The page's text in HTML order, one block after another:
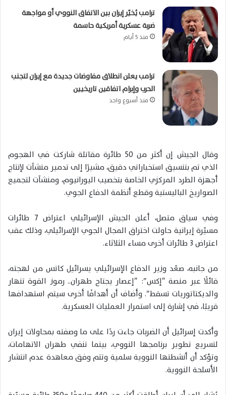
ترامب يُخيّر إيران بين الاتفاق النووي أو مواجهة
ضربة عسكرية أمريكية حاسمة
منذ 5 أيام
ترامب يعلن انطلاق مفاوضات جديدة مع إيران لتجنب
الحرب وإبرام اتفاقين تاريخيين
منذ أسبوع واحد
وقال الجيش إن أكثر من 50 طائرة مقاتلة شاركت في الهجوم
الذي تم بتنسيق استخباراتي دقيق، مشيرًا إلى تدمير منشآت لإنتاج
أجهزة الطرد المركزي الخاصة بتخصيب اليورانيوم، ومنشآت لتجميع
الصواريخ الباليستية وقطع أنظمة الدفاع الجوي.
وفي سياق متصل، أعلن الجيش الإسرائيلي اعتراض 7 طائرات
مسيّرة إيرانية حاولت اختراق المجال الجوي الإسرائيلي، وذلك عقب
اعتراض 3 طائرات أخرى مساء الثلاثاء.
من جانبه، صعّد وزير الدفاع الإسرائيلي يسرائيل كاتس من لهجته،
قائلًا عبر منصة “إكس”: “إعصار يجتاح طهران.. رموز القوة تنهار
والديكتاتوريات تسقط”. وأضاف أن أهدافًا أخرى سيتم استهدافها
قريبًا، في إشارة إلى استمرار العمليات العسكرية.
وأكدت إسرائيل أن الضربات جاءت ردًا على ما وصفته بمحاولات إيران
لتسريع تطوير برنامجها النووي، بينما تنفي طهران الاتهامات،
وتؤكد أن أنشطتها النووية سلمية وتتم وفق معاهدة عدم انتشار
الأسلحة النووية.